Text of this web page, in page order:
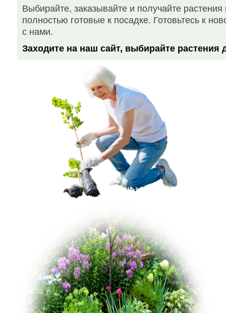
Выбирайте, заказывайте и получайте растения
полностью готовые к посадке. Готовьтесь к
с нами.
Заходите на наш сайт, выбирайте растения